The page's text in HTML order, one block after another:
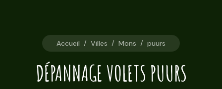
Accueil / Villes / Mons / puurs
DÉPANNAGE VOLETS PUURS